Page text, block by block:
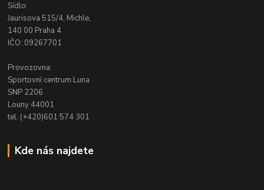
Sídlo:
Jaurisova 515/4, Michle,
140 00 Praha 4
IČO: 09267701
Provozovna:
Sportovní centrum Luna
SNP 2206
Louny 44001
tel. (+420)601 574 301
Kde nás najdete